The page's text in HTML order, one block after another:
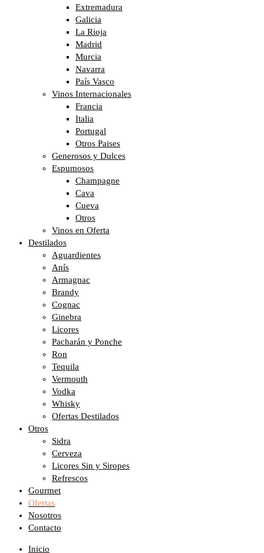
Extremadura
Galicia
La Rioja
Madrid
Murcia
Navarra
País Vasco
Vinos Internacionales
Francia
Italia
Portugal
Otros Paises
Generosos y Dulces
Espumosos
Champagne
Cava
Cueva
Otros
Vinos en Oferta
Destilados
Aguardientes
Anís
Armagnac
Brandy
Cognac
Ginebra
Licores
Pacharán y Ponche
Ron
Tequila
Vermouth
Vodka
Whisky
Ofertas Destilados
Otros
Sidra
Cerveza
Licores Sin y Siropes
Refrescos
Gourmet
Ofertas
Nosotros
Contacto
Inicio